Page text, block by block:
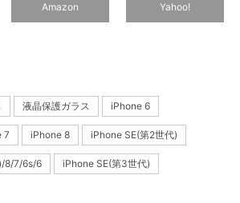
Amazon Yahoo!
液晶保護ガラス iPhone 6
7 iPhone 8 iPhone SE(第2世代)
8/7/6s/6 iPhone SE(第3世代)